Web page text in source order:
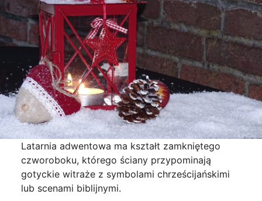
Latarnia adwentowa ma kształt zamkniętego
czworoboku, którego ściany przypominają
gotyckie witraże z symbolami chrześcijańskimi
lub scenami biblijnymi.